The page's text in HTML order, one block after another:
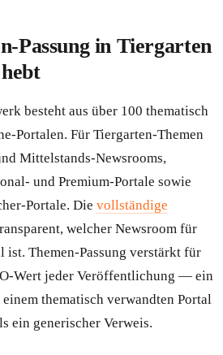
Passung in Tiergarten
besteht aus über 100 thematisch
Portalen. Für Tiergarten-Themen
Mittelstands-Newsrooms,
und Premium-Portale sowie
Portale. Die vollständige
welcher Newsroom für
ist. Themen-Passung verstärkt für
Wert jeder Veröffentlichung — ein
thematisch verwandten Portal
ein generischer Verweis.